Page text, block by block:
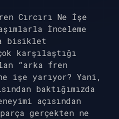
Cırcırı Ne İşe
İnceleme
bisiklet
karşılaştığı
“arka fren
işe yarıyor? Yani,
baktığımızda
açısından
parça gerçekten ne